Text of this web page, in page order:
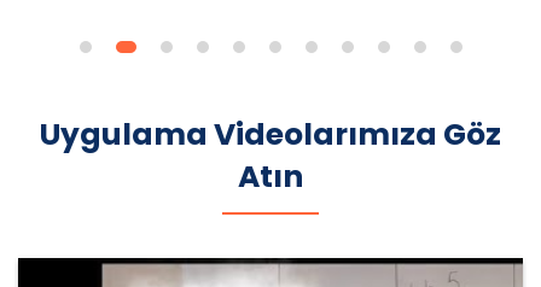
Uygulama Videolarımıza Göz
Atın